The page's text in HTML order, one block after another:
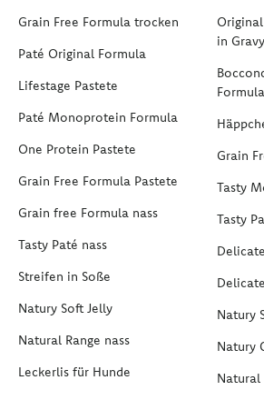
Grain Free Formula trocken
Paté Original Formula
Lifestage Pastete
Paté Monoprotein Formula
One Protein Pastete
Grain Free Formula Pastete
Grain free Formula nass
Tasty Paté nass
Streifen in Soße
Natury Soft Jelly
Natural Range nass
Leckerlis für Hunde
in
Formula
Grain
Tasty
Tasty
Natury
Natury
Natural